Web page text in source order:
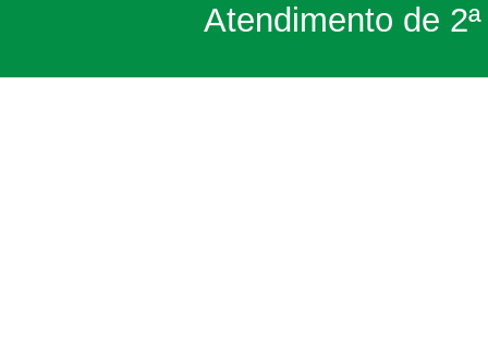
Atendimento de